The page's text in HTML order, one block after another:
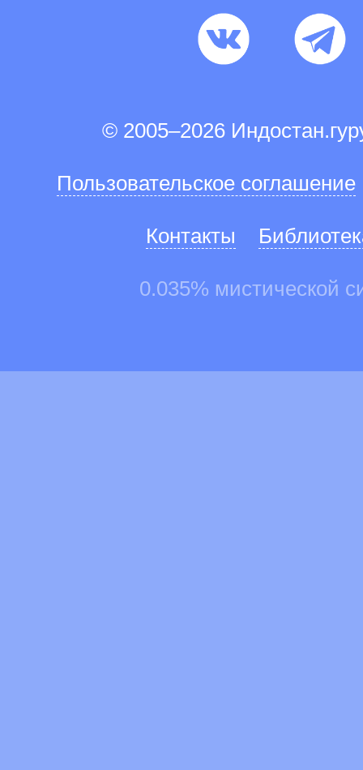
© 2005–2026
Пользовательское соглашение
Контакты
0.035% мистической